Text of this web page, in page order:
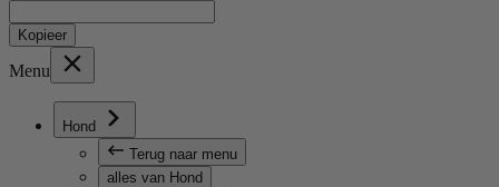
Kopieer
Menu
Hond
Terug naar menu
alles van Hond